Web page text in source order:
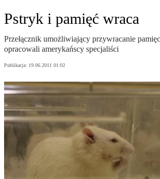
Pstryk i pamięć wraca
Przełącznik umożliwiający przywracanie
opracowali amerykańscy specjaliści
Publikacja: 19.06.2011 01:02